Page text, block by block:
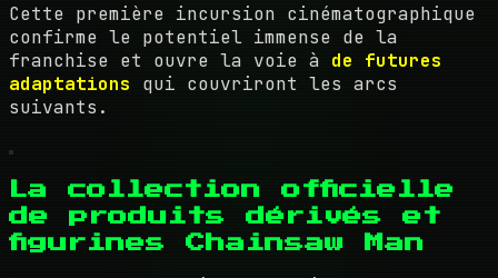
Cette première incursion cinématographique
confirme le potentiel immense de la
franchise et ouvre la voie à de futures
adaptations qui couvriront les arcs
suivants.
La collection officielle
de produits dérivés et
figurines Chainsaw Man